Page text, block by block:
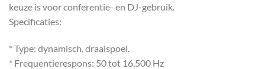
keuze is voor conferentie- en DJ-gebruik.
Specificaties:
* Type: dynamisch, draaispoel.
* Frequentierespons: 50 tot 16,500 Hz